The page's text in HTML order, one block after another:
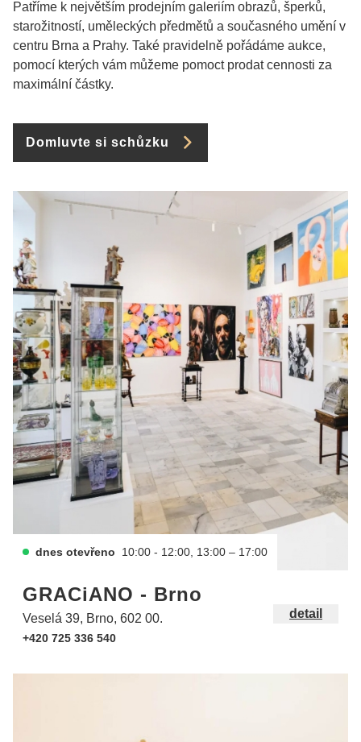
Patříme k největším prodejním galeriím obrazů, šperků,
starožitností, uměleckých předmětů a současného umění v
centru Brna a Prahy. Také pravidelně pořádáme aukce,
pomocí kterých vám můžeme pomoct prodat cennosti za
maximální částky.
Domluvte si schůzku
dnes otevřeno 10:00 - 12:00, 13:00 – 17:00
GRACiANO - Brno
Veselá 39, Brno, 602 00.
+420 725 336 540
detail